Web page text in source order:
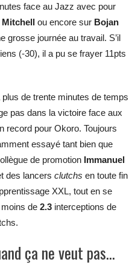
face au Jazz avec pour
Mitchell ou encore sur Bojan
grosse journée au travail. S’il
(-30), il a pu se frayer 11pts
de trente minutes de temps
pas dans la victoire face aux
record pour Okoro. Toujours
essayé tant bien que
de promotion Immanuel
des lancersclutchs en toute fin
XXL, tout en se
moins de2.3 interceptions de
ça ne veut pas…